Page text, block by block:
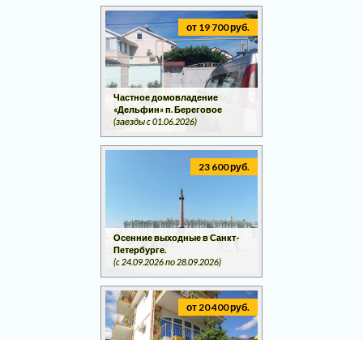
от 19 700 руб.
Частное домовладение
«Дельфин» п. Береговое
(заезды c 01.06.2026)
23 600 руб.
Осенние выходные в Санкт-
Петербурге.
(c 24.09.2026 по 28.09.2026)
от 20 400 руб.